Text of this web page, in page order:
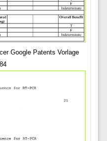
Google Patents Vorlage